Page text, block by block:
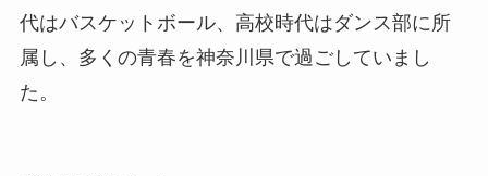
代はバスケットボール、高校時代はダンス部に所
属し、多くの青春を神奈川県で過ごしていまし
た。